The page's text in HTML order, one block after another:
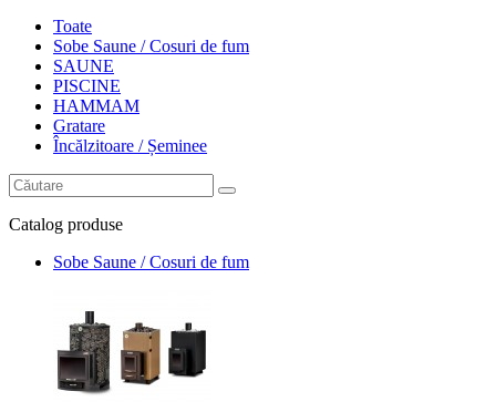
Toate
Sobe Saune / Cosuri de fum
SAUNE
PISCINE
HAMMAM
Gratare
Încălzitoare / Șeminee
Catalog produse
Sobe Saune / Cosuri de fum